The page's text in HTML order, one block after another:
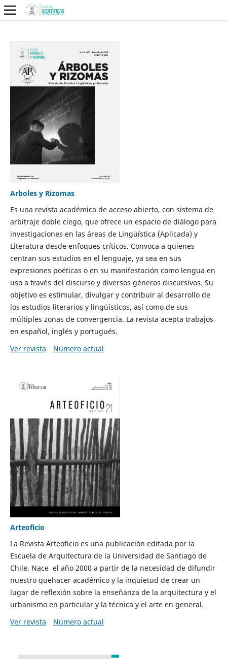
Arboles y Rizomas
Es una revista académica de acceso abierto, con sistema de
arbitraje doble ciego, que ofrece un espacio de diálogo para
investigaciones en las áreas de Lingüística (Aplicada) y
Literatura desde enfoques críticos. Convoca a quienes
centran sus estudios en el lenguaje, ya sea en sus
expresiones poéticas o en su manifestación como lengua en
uso a través del discurso y diversos géneros discursivos. Su
objetivo es estimular, divulgar y contribuir al desarrollo de
los estudios literarios y lingüísticos, así como de sus
múltiples zonas de convergencia. La revista acepta trabajos
en español, inglés y portugués.
Ver revista
Número actual
Arteoficio
La Revista Arteoficio es una publicación editada por la
Escuela de Arquitectura de la Universidad de Santiago de
Chile. Nace el año 2000 a partir de la necesidad de difundir
nuestro quehacer académico y la inquietud de crear un
lugar de reflexión sobre la enseñanza de la arquitectura y el
urbanismo en particular y la técnica y el arte en general.
Ver revista
Número actual